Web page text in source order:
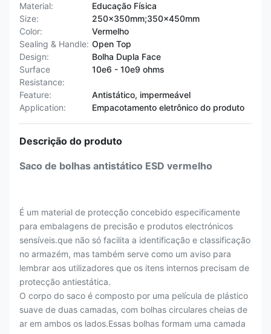
Material:
Educação Física
Size:
250x350mm;350x450mm
Color:
Vermelho
Sealing & Handle: Open Top
Design:
Bolha Dupla Face
Surface
Resistance:
10e6 - 10e9 ohms
Feature:
Antistático, impermeável
Application:
Empacotamento eletrônico do produto
Descrição do produto
Saco de bolhas antistático ESD vermelho
É um material de protecção concebido especificamente
para embalagens de precisão e produtos electrónicos
sensíveis.que não só facilita a identificação e classificação
no armazém, mas também serve como um aviso para
lembrar aos utilizadores que os itens internos precisam de
protecção antiestática.
O corpo do saco é composto por uma película de plástico
suave de duas camadas, com bolhas circulares cheias de
ar em ambos os lados.Essas bolhas formam uma camada